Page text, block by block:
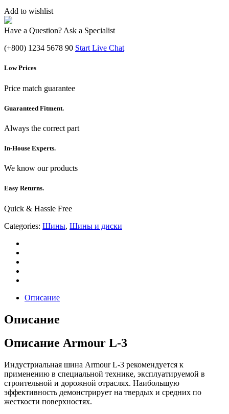
Add to wishlist
Have a Question? Ask a Specialist
(+800) 1234 5678 90 Start Live Chat
Low Prices
Price match guarantee
Guaranteed Fitment.
Always the correct part
In-House Experts.
We know our products
Easy Returns.
Quick & Hassle Free
Categories: Шины, Шины и диски
Описание
Описание
Описание Armour L-3
Индустриальная шина Armour L-3 рекомендуется к
применению в специальной технике, эксплуатируемой в
строительной и дорожной отраслях. Наибольшую
эффективность демонстрирует на твердых и средних по
жесткости поверхностях.